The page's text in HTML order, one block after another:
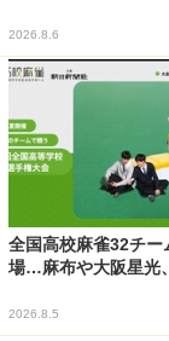
2026.8.6
全国高校麻雀32チー
場…麻布や大阪星光
2026.8.5